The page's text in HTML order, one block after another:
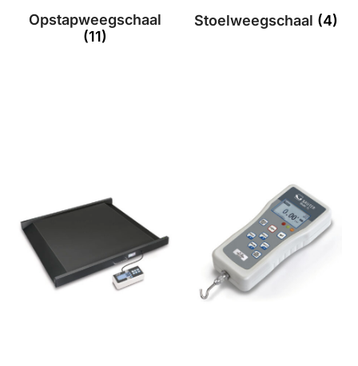
Opstapweegschaal
(11)
Stoelweegschaal (4)